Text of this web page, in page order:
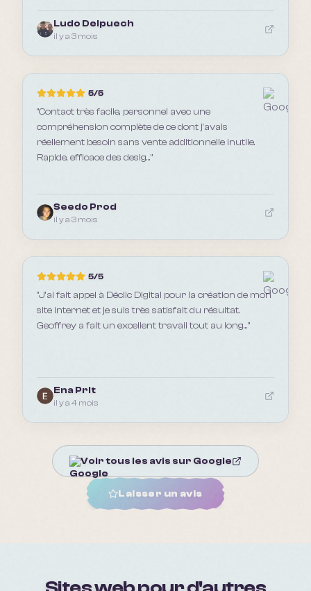
Ludo Delpuech
il y a 3 mois
5/5
"Contact très facile, personnel avec une
compréhension complète de ce dont j'avais
réellement besoin sans vente additionnelle inutile.
Rapide, efficace des desig..."
Seedo Prod
il y a 3 mois
5/5
"J’ai fait appel à Déclic Digital pour la création de mon
site internet et je suis très satisfait du résultat.
Geoffrey a fait un excellent travail tout au long..."
Ena Prlt
il y a 4 mois
Voir tous les avis sur Google
Laisser un avis